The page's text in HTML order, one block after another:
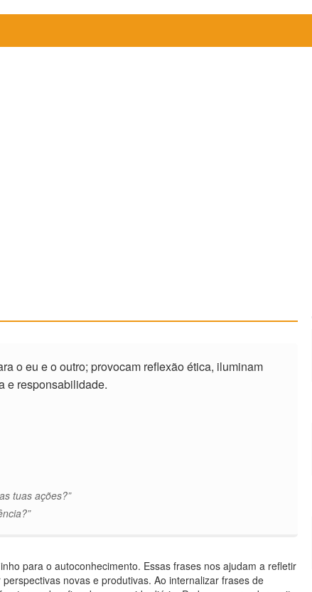
o eu e o outro; provocam reflexão ética, iluminam
e responsabilidade.
tuas ações?”
para o autoconhecimento. Essas frases nos ajudam a refletir
novas e produtivas. Ao internalizar frases de